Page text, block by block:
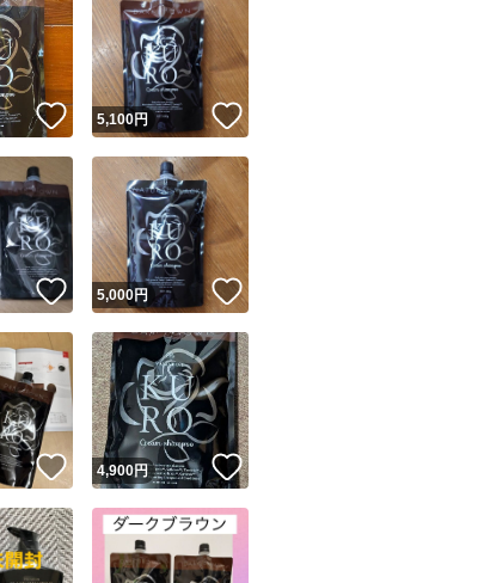
いいね！
5,100円 いいね！
いいね！
5,000円
いいね！
4,900円 いいね！